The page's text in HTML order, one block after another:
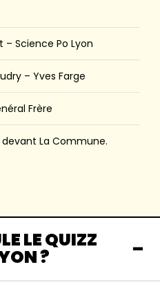
Science Po Lyon
– Yves Farge
Frère
La Commune.
LE QUIZZ
?